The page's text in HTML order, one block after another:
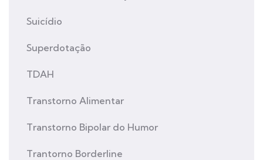
Suicídio
Superdotação
TDAH
Transtorno Alimentar
Transtorno Bipolar do Humor
Trantorno Borderline